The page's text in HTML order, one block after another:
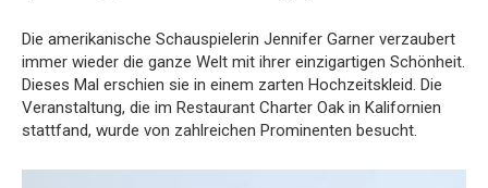
Die amerikanische Schauspielerin Jennifer Garner verzaubert
immer wieder die ganze Welt mit ihrer einzigartigen Schönheit.
Dieses Mal erschien sie in einem zarten Hochzeitskleid. Die
Veranstaltung, die im Restaurant Charter Oak in Kalifornien
stattfand, wurde von zahlreichen Prominenten besucht.